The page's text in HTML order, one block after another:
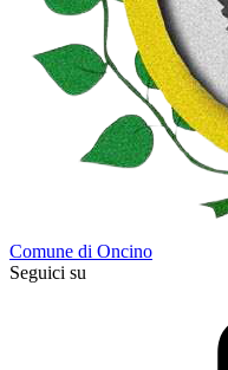
Comune di Oncino
Seguici su